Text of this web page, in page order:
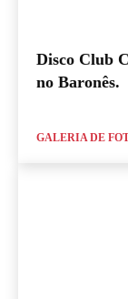
Disco Club
no Baronês.
GALERIA DE